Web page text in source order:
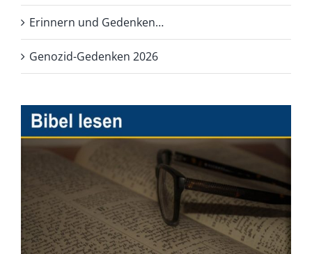
Erinnern und Gedenken…
Genozid-Gedenken 2026